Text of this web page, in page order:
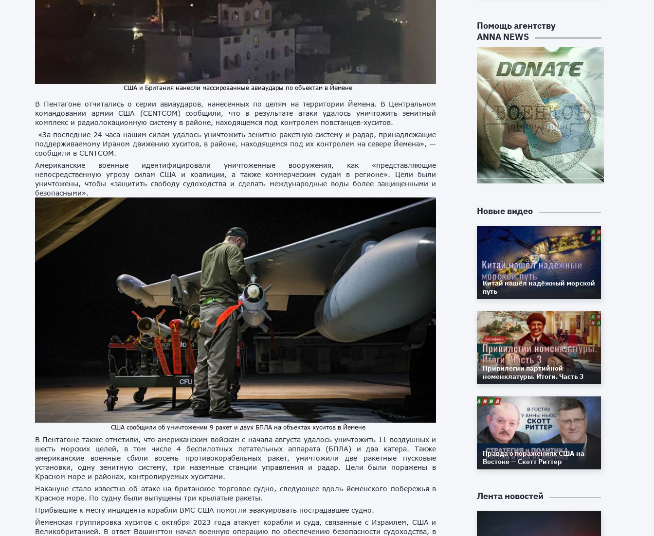
США и Британия нанесли массированные авиаудары по объектам в Йемене
В Пентагоне отчитались о серии авиаударов, нанесённых по целям на территории Йемена. В Центральном
командовании армии США (CENTCOM) сообщили, что в результате атаки удалось уничтожить зенитный
комплекс и радиолокационную систему в районе, находящемся под контролем повстанцев-хуситов.
«За последние 24 часа нашим силам удалось уничтожить зенитно-ракетную систему и радар, принадлежащие
поддерживаемому Ираном движению хуситов, в районе, находящемся под их контролем на севере Йемена», —
сообщили в CENTCOM.
Американские военные идентифицировали уничтоженные вооружения, как «представляющие
непосредственную угрозу силам США и коалиции, а также коммерческим судам в регионе». Цели были
уничтожены, чтобы «защитить свободу судоходства и сделать международные воды более защищенными и
безопасными».
США сообщили об уничтожении 9 ракет и двух БПЛА на объектах хуситов в Йемене
В Пентагоне также отметили, что американским войскам с начала августа удалось уничтожить 11 воздушных и
шесть морских целей, в том числе 4 беспилотных летательных аппарата (БПЛА) и два катера. Также
американские военные сбили восемь противокорабельных ракет, уничтожили две ракетные пусковые
установки, одну зенитную систему, три наземные станции управления и радар. Цели были поражены в
Красном море и районах, контролируемых хуситами.
Накануне стало известно об атаке на британское торговое судно, следующее вдоль йеменского побережья в
Красное море. По судну были выпущены три крылатые ракеты.
Прибывшие к месту инцидента корабли ВМС США помогли эвакуировать пострадавшее судно.
Йеменская группировка хуситов с октября 2023 года атакует корабли и суда, связанные с Израилем, США и
Великобританией. В ответ Вашингтон начал военную операцию по обеспечению безопасности судоходства, в
Помощь агентству
ANNA NEWS
Новые видео
Китай нашёл надёжный морской
путь
Привилегии партийной
номенклатуры. Итоги. Часть 3
Правда о поражениях США на
Востоке — Скотт Риттер
Лента новостей